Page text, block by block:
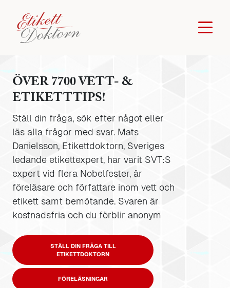
ÖVER 7700 VETT- &
ETIKETTTIPS!
Ställ din fråga, sök efter något eller
läs alla frågor med svar. Mats
Danielsson, Etikettdoktorn, Sveriges
ledande etikettexpert, har varit SVT:S
expert vid flera Nobelfester, är
föreläsare och författare inom vett och
etikett samt bemötande. Svaren är
kostnadsfria och du förblir anonym
STÄLL DIN FRÅGA TILL
ETIKETTDOKTORN
FÖRELÄSNINGAR